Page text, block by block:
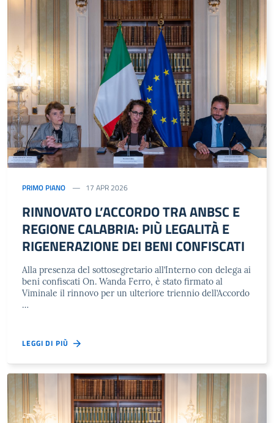
PRIMO PIANO 17 APR 2026
RINNOVATO L’ACCORDO TRA ANBSC E
REGIONE CALABRIA: PIÙ LEGALITÀ E
RIGENERAZIONE DEI BENI CONFISCATI
Alla presenza del sottosegretario all’Interno con delega ai
beni confiscati On. Wanda Ferro, è stato firmato al
Viminale il rinnovo per un ulteriore triennio dell’Accordo
…
LEGGI DI PIÙ